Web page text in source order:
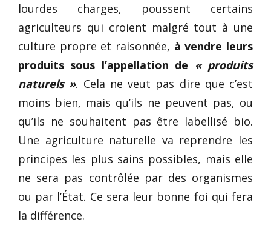
lourdes charges, poussent certains
agriculteurs qui croient malgré tout à une
culture propre et raisonnée, à vendre leurs
produits sous l’appellation de « produits
naturels ». Cela ne veut pas dire que c’est
moins bien, mais qu’ils ne peuvent pas, ou
qu’ils ne souhaitent pas être labellisé bio.
Une agriculture naturelle va reprendre les
principes les plus sains possibles, mais elle
ne sera pas contrôlée par des organismes
ou par l’État. Ce sera leur bonne foi qui fera
la différence.